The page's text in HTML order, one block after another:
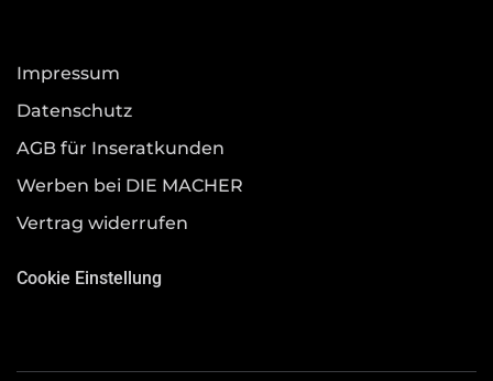
Impressum
Datenschutz
AGB für Inseratkunden
Werben bei DIE MACHER
Vertrag widerrufen
Cookie Einstellung